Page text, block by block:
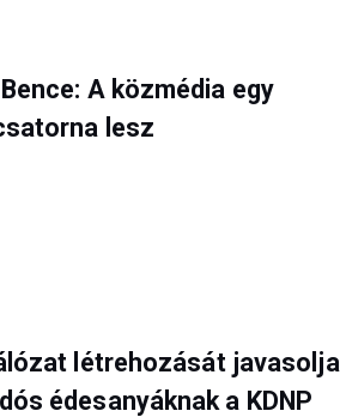
A közmédia egy
lesz
létrehozását javasolja
édesanyáknak a KDNP